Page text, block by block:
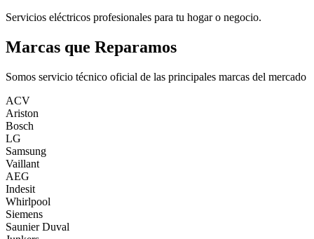
Servicios eléctricos profesionales para tu hogar o negocio.
Marcas que Reparamos
Somos servicio técnico oficial de las principales marcas del mercado
ACV
Ariston
Bosch
LG
Samsung
Vaillant
AEG
Indesit
Whirlpool
Siemens
Saunier Duval